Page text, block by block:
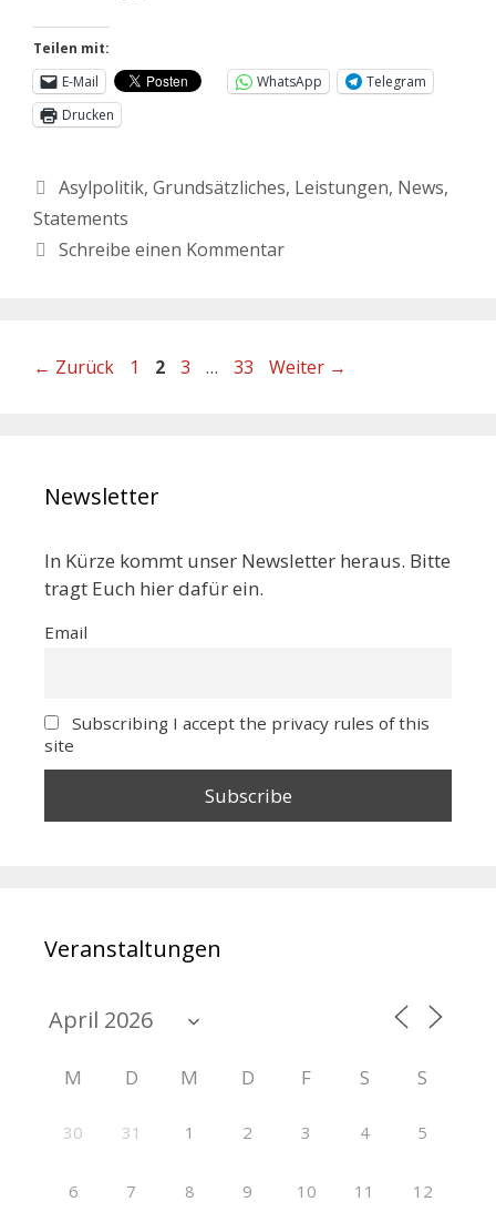
Teilen mit:
E-Mail
WhatsApp
Telegram
Drucken
Asylpolitik, Grundsätzliches, Leistungen, News,
Statements
Schreibe einen Kommentar
← Zurück 1 2 3 … 33 Weiter →
Newsletter
In Kürze kommt unser Newsletter heraus. Bitte
tragt Euch hier dafür ein.
Email
Subscribing I accept the privacy rules of this
site
Veranstaltungen
M D M D F S S
30 31 1 2 3 4 5
6 7 8 9 10 11 12